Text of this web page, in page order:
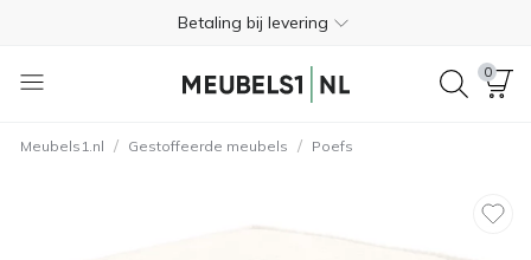
Betaling bij levering
Gratis retourneren binnen 365 dagen
Trustpilot4.3
0
Meubels1.nl / Gestoffeerde meubels / Poefs